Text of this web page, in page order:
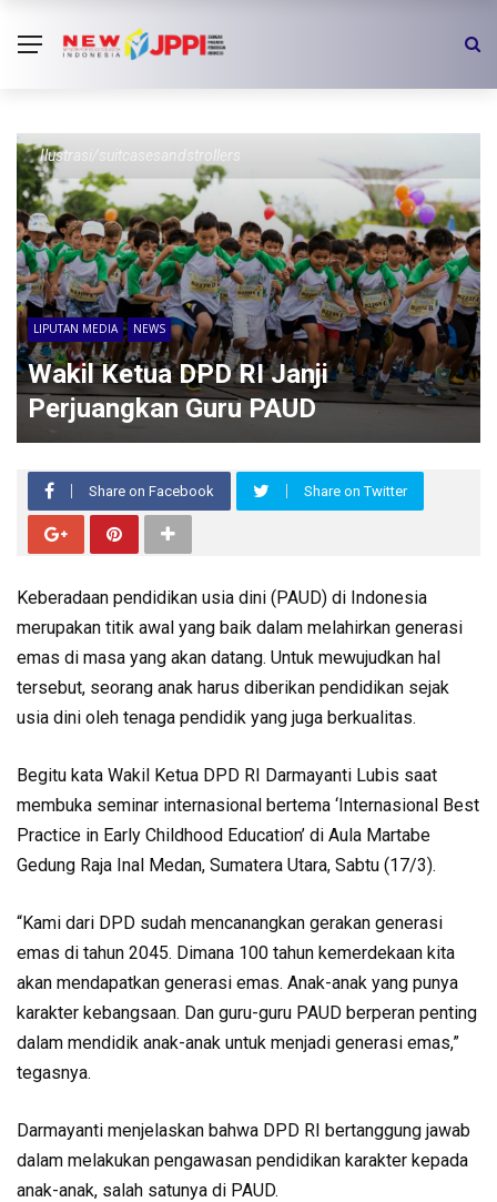
Ilustrasi/suitcasesandstrollers
LIPUTAN MEDIA NEWS
Wakil Ketua DPD RI Janji
Perjuangkan Guru PAUD
Share on Facebook Share on Twitter
Keberadaan pendidikan usia dini (PAUD) di Indonesia
merupakan titik awal yang baik dalam melahirkan generasi
emas di masa yang akan datang. Untuk mewujudkan hal
tersebut, seorang anak harus diberikan pendidikan sejak
usia dini oleh tenaga pendidik yang juga berkualitas.
Begitu kata Wakil Ketua DPD RI Darmayanti Lubis saat
membuka seminar internasional bertema ‘Internasional Best
Practice in Early Childhood Education’ di Aula Martabe
Gedung Raja Inal Medan, Sumatera Utara, Sabtu (17/3).
“Kami dari DPD sudah mencanangkan gerakan generasi
emas di tahun 2045. Dimana 100 tahun kemerdekaan kita
akan mendapatkan generasi emas. Anak-anak yang punya
karakter kebangsaan. Dan guru-guru PAUD berperan penting
dalam mendidik anak-anak untuk menjadi generasi emas,”
tegasnya.
Darmayanti menjelaskan bahwa DPD RI bertanggung jawab
dalam melakukan pengawasan pendidikan karakter kepada
anak-anak, salah satunya di PAUD.